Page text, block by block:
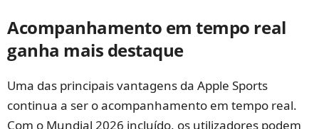
Acompanhamento em tempo real
ganha mais destaque
Uma das principais vantagens da Apple Sports
continua a ser o acompanhamento em tempo real.
Com o Mundial 2026 incluído, os utilizadores podem